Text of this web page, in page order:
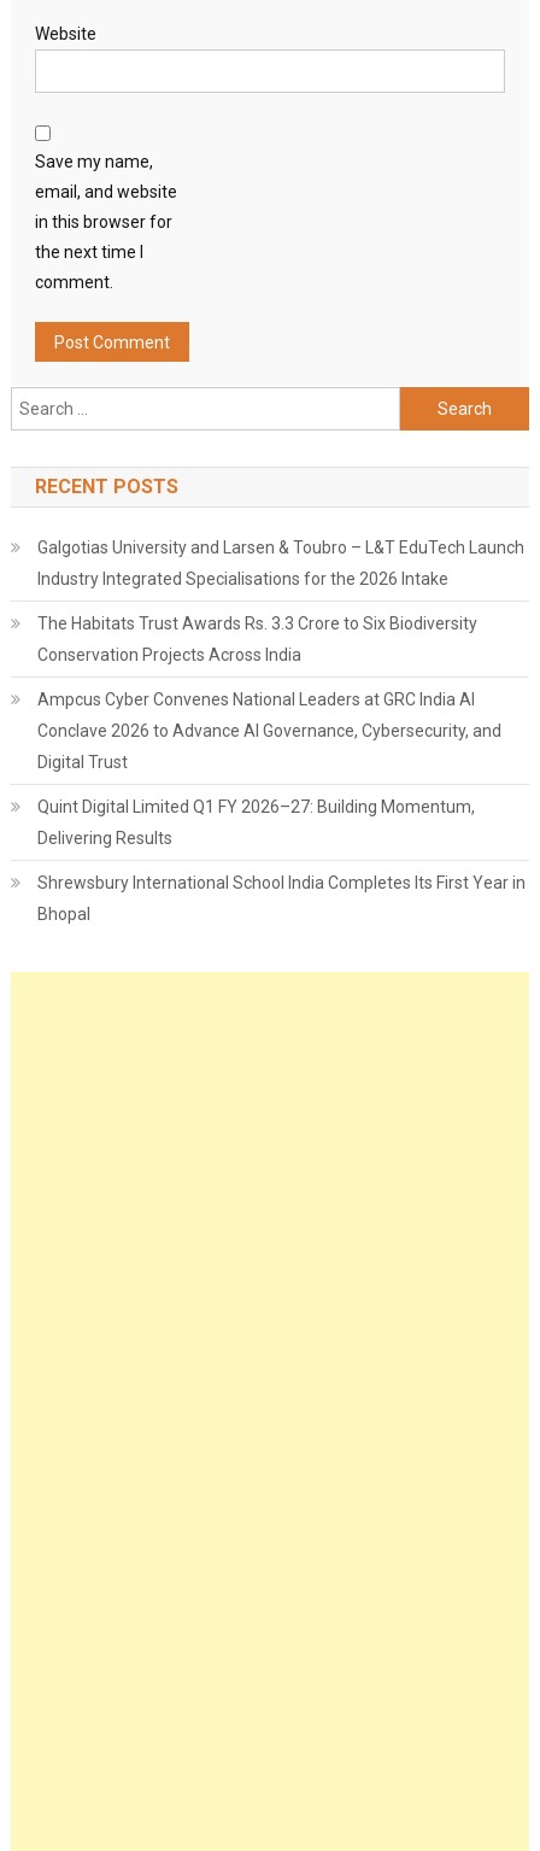
Website
Save my name,
email, and website
in this browser for
the next time I
comment.
Search
for:
RECENT POSTS
Galgotias University and Larsen & Toubro – L&T EduTech Launch
Industry Integrated Specialisations for the 2026 Intake
The Habitats Trust Awards Rs. 3.3 Crore to Six Biodiversity
Conservation Projects Across India
Ampcus Cyber Convenes National Leaders at GRC India AI
Conclave 2026 to Advance AI Governance, Cybersecurity, and
Digital Trust
Quint Digital Limited Q1 FY 2026–27: Building Momentum,
Delivering Results
Shrewsbury International School India Completes Its First Year in
Bhopal